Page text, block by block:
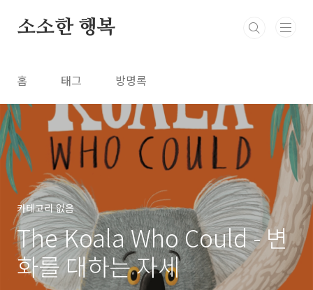
소소한 행복
홈 태그 방명록
카테고리 없음
The Koala Who Could - 변
화를 대하는 자세